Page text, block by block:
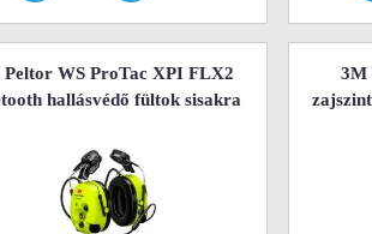
Peltor WS ProTac XPI FLX2
hallásvédő fültok sisakra
3M